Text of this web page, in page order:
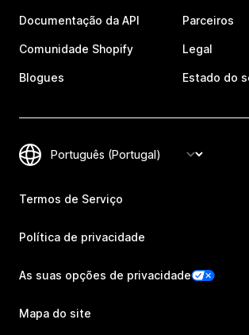
Documentação da API
Comunidade Shopify
Blogues
Parceiros
Legal
Estado do
Termos de Serviço
Política de privacidade
As suas opções de privacidade
Mapa do site